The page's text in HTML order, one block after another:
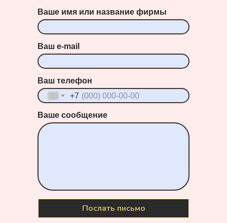
Ваше имя или название фирмы
Ваш e-mail
Ваш телефон
+7
Ваше сообщение
Послать письмо